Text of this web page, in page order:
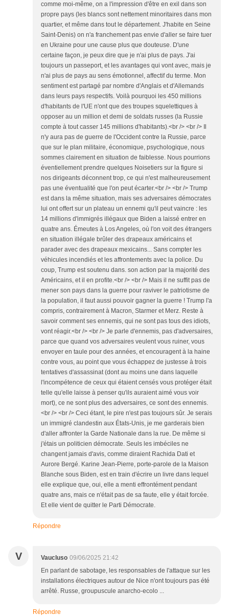
comme moi-même, on a l'impression d'être en exil dans son
propre pays (les blancs sont nettement minoritaires dans mon
quartier, et même dans tout le département. J'habite en Seine
Saint-Denis) on n'a franchement pas envie d'aller se faire tuer
en Ukraine pour une cause plus que douteuse. D'une
certaine façon, je peux dire que je n'ai plus de pays. J'ai
toujours un passeport, et les avantages qui vont avec, mais je
n'ai plus de pays au sens émotionnel, affectif du terme. Mon
sentiment est partagé par nombre d'Anglais et d'Allemands
dans leurs pays respectifs. Voilà pourquoi les 450 millions
d'habitants de l'UE n'ont que des troupes squelettiques à
opposer au un million et demi de soldats russes (la Russie
compte à tout casser 145 millions d'habitants).<br /> <br /> Il
n'y aura pas de guerre de l'Occident contre la Russie, parce
que sur le plan militaire, économique, psychologique, nous
sommes clairement en situation de faiblesse. Nous pourrions
éventiellement prendre quelques Noisetiers sur la figure si
nos dirigeants déconnent trop, ce qui n'est malheureusement
pas une éventualité que l'on peut écarter.<br /> <br /> Trump
est dans la même situation, mais ses adversaires démocrates
lui ont offert sur un plateau un ennemi qu'il peut vaincre : les
14 millions d'immigrés illégaux que Biden a laissé entrer en
quatre ans. Émeutes à Los Angeles, où l'on voit des étrangers
en situation illégale brûler des drapeaux américains et
parader avec des drapeaux mexicains... Sans compter les
véhicules incendiés et les affrontements avec la police. Du
coup, Trump est soutenu dans. son action par la majorité des
Américains, et il en profite.<br /> <br /> Mais il ne suffit pas de
mener son pays dans la guerre pour raviver le patriotisme de
la population, il faut aussi pouvoir gagner la guerre ! Trump l'a
compris, contrairement à Macron, Starmer et Merz. Reste à
savoir comment ses ennemis, qui ne sont pas tous des idiots,
vont réagir.<br /> <br /> Je parle d'ennemis, pas d'adversaires,
parce que quand vos adversaires veulent vous ruiner, vous
envoyer en taule pour des années, et encouragent à la haine
contre vous, au point que vous échappez de justesse à trois
tentatives d'assassinat (dont au moins une dans laquelle
l'incompétence de ceux qui étaient censés vous protéger était
telle qu'elle laisse à penser qu'ils auraient aimé vous voir
mort), ce ne sont plus des adversaires, ce sont des ennemis.
<br /> <br /> Ceci étant, le pire n'est pas toujours sûr. Je serais
un immigré clandestin aux États-Unis, je me garderais bien
d'aller affronter la Garde Nationale dans la rue. De même si
j'étais un politicien démocrate. Seuls les imbéciles ne
changent jamais d'avis, comme diraient Rachida Dati et
Aurore Bergé. Karine Jean-Pierre, porte-parole de la Maison
Blanche sous Biden, est en train d'écrire un livre dans lequel
elle explique que, oui, elle a menti effrontément pendant
quatre ans, mais ce n'était pas de sa faute, elle y était forcée.
Et elle vient de quitter le Parti Démocrate.
Répondre
V Vaucluso 09/06/2025 21:42
En parlant de sabotage, les responsables de l'attaque sur les
installations électriques autour de Nice n'ont toujours pas été
arrêté. Russe, groupuscule anarcho-ecolo ...
Répondre